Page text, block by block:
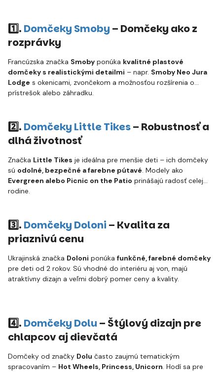
1️⃣. Domčeky Smoby – Domčeky ako z
rozprávky
Francúzska značka Smoby ponúka kvalitné plastové
domčeky s realistickými detailmi – napr. Smoby Neo Jura
Lodge s okenicami, zvončekom a možnosťou rozšírenia o
prístrešok alebo záhradku.
2️⃣. Domčeky Little Tikes– Robustnosť a
dlhá životnosť
Značka Little Tikes je ideálna pre menšie deti – ich domčeky
sú odolné, bezpečné a farebne pútavé. Modely ako
Evergreen alebo Picnic on the Patio prinášajú radosť celej
rodine.
3️⃣. Domčeky Doloni – Kvalita za
priaznivú cenu
Ukrajinská značka Doloni ponúka funkčné, farebné domčeky
pre deti od 2 rokov. Sú vhodné do interiéru aj von, majú
atraktívny dizajn a veľmi dobrý pomer ceny a kvality.
4️⃣. Domčeky Dolu – Štýlový dizajn pre
chlapcov aj dievčatá
Domčeky od značky Dolu často zaujmú tematickým
spracovaním – Hot Wheels, Princess, Unicorn. Hodí sa pre